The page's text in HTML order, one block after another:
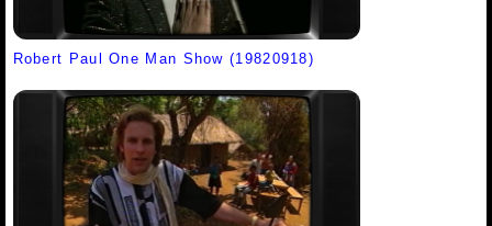
Robert Paul One Man Show (19820918)